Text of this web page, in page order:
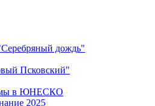
дождь"
Псковский"
в ЮНЕСКО
2025